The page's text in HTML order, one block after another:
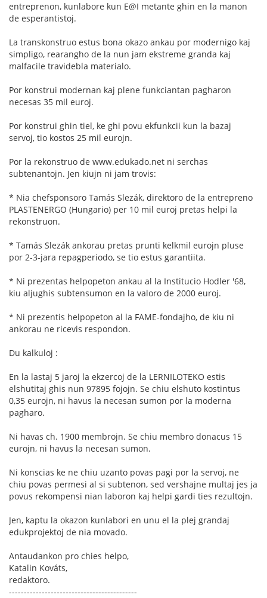
entreprenon, kunlabore kun E@I metante ghin en la manon
de esperantistoj.
La transkonstruo estus bona okazo ankau por modernigo kaj
simpligo, rearangho de la nun jam ekstreme granda kaj
malfacile travidebla materialo.
Por konstrui modernan kaj plene funkciantan pagharon
necesas 35 mil euroj.
Por konstrui ghin tiel, ke ghi povu ekfunkcii kun la bazaj
servoj, tio kostos 25 mil eurojn.
Por la rekonstruo de www.edukado.net ni serchas
subtenantojn. Jen kiujn ni jam trovis:
* Nia chefsponsoro Tamás Slezák, direktoro de la entrepreno
PLASTENERGO (Hungario) per 10 mil euroj pretas helpi la
rekonstruon.
* Tamás Slezák ankorau pretas prunti kelkmil eurojn pluse
por 2-3-jara repagperiodo, se tio estus garantiita.
* Ni prezentas helpopeton ankau al la Institucio Hodler '68,
kiu aljughis subtensumon en la valoro de 2000 euroj.
* Ni prezentis helpopeton al la FAME-fondajho, de kiu ni
ankorau ne ricevis respondon.
Du kalkuloj :
En la lastaj 5 jaroj la ekzercoj de la LERNILOTEKO estis
elshutitaj ghis nun 97895 fojojn. Se chiu elshuto kostintus
0,35 eurojn, ni havus la necesan sumon por la moderna
pagharo.
Ni havas ch. 1900 membrojn. Se chiu membro donacus 15
eurojn, ni havus la necesan sumon.
Ni konscias ke ne chiu uzanto povas pagi por la servoj, ne
chiu povas permesi al si subtenon, sed vershajne multaj jes ja
povus rekompensi nian laboron kaj helpi gardi ties rezultojn.
Jen, kaptu la okazon kunlabori en unu el la plej grandaj
edukprojektoj de nia movado.
Antaudankon pro chies helpo,
Katalin Kováts,
redaktoro.
-------------------------------------------